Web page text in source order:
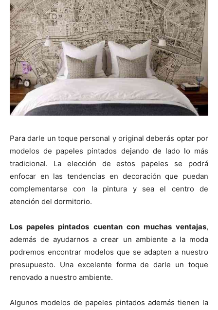
Para darle un toque personal y original deberás optar por
modelos de papeles pintados dejando de lado lo más
tradicional. La elección de estos papeles se podrá
enfocar en las tendencias en decoración que puedan
complementarse con la pintura y sea el centro de
atención del dormitorio.
Los papeles pintados cuentan con muchas ventajas,
además de ayudarnos a crear un ambiente a la moda
podremos encontrar modelos que se adapten a nuestro
presupuesto. Una excelente forma de darle un toque
renovado a nuestro ambiente.
Algunos modelos de papeles pintados además tienen la